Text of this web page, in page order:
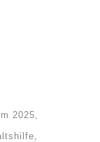
2025